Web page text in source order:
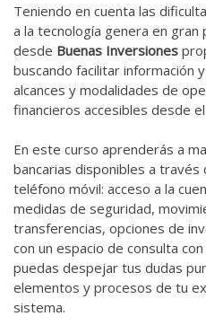
Teniendo en cuenta las
a la tecnología genera en gran
desde Buenas Inversiones
buscando facilitar información
alcances y modalidades de
financieros accesibles desde el
En este curso aprenderás a
bancarias disponibles a
teléfono móvil: acceso a la
medidas de seguridad,
transferencias, opciones de
con un espacio de consulta
puedas despejar tus dudas
elementos y procesos de tu
sistema.